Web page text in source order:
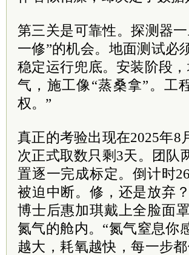
第三关是可靠性。探测器
一修”的机会。地面测试必
稳定运行兜底。安装阶段
气，施工像“蒸桑拿”。工
权。”
真正的考验出现在2025年
次正式取数只剩3天。团队
置逐一完成标定。倒计时
被迫中断。修，还是放弃
博士后惠加琪戴上全脸面
氮气的舱内。“氮气窒息你
越大，耗氧越快，每一步